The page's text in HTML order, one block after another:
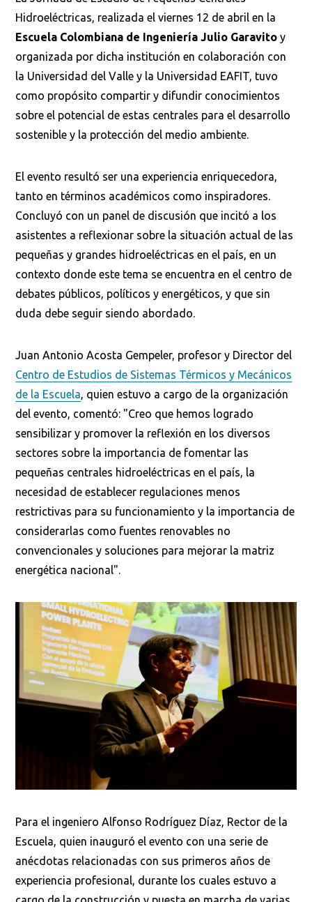
Hidroeléctricas, realizada el viernes 12 de abril en la
Escuela Colombiana de Ingeniería Julio Garavito y
organizada por dicha institución en colaboración con
la Universidad del Valle y la Universidad EAFIT, tuvo
como propósito compartir y difundir conocimientos
sobre el potencial de estas centrales para el desarrollo
sostenible y la protección del medio ambiente.
El evento resultó ser una experiencia enriquecedora,
tanto en términos académicos como inspiradores.
Concluyó con un panel de discusión que incitó a los
asistentes a reflexionar sobre la situación actual de las
pequeñas y grandes hidroeléctricas en el país, en un
contexto donde este tema se encuentra en el centro de
debates públicos, políticos y energéticos, y que sin
duda debe seguir siendo abordado.
Juan Antonio Acosta Gempeler, profesor y Director del
Centro de Estudios de Sistemas Térmicos y Mecánicos
de la Escuela, quien estuvo a cargo de la organización
del evento, comentó: "Creo que hemos logrado
sensibilizar y promover la reflexión en los diversos
sectores sobre la importancia de fomentar las
pequeñas centrales hidroeléctricas en el país, la
necesidad de establecer regulaciones menos
restrictivas para su funcionamiento y la importancia de
considerarlas como fuentes renovables no
convencionales y soluciones para mejorar la matriz
energética nacional".
Para el ingeniero Alfonso Rodríguez Díaz, Rector de la
Escuela, quien inauguró el evento con una serie de
anécdotas relacionadas con sus primeros años de
experiencia profesional, durante los cuales estuvo a